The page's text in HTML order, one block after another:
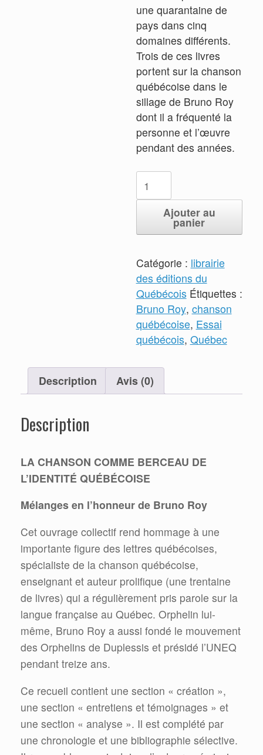
une quarantaine de
pays dans cinq
domaines différents.
Trois de ces livres
portent sur la chanson
québécoise dans le
sillage de Bruno Roy
dont il a fréquenté la
personne et l’œuvre
pendant des années.
de
chanson
comme
de
l'identité
québécoise
Ajouter au
panier
Catégorie : librairie
des éditions du
Québécois Étiquettes :
Bruno Roy, chanson
québécoise, Essai
québécois, Québec
Description Avis (0)
Description
LA CHANSON COMME BERCEAU DE
L’IDENTITÉ QUÉBÉCOISE
Mélanges en l’honneur de Bruno Roy
Cet ouvrage collectif rend hommage à une
importante figure des lettres québécoises,
spécialiste de la chanson québécoise,
enseignant et auteur prolifique (une trentaine
de livres) qui a régulièrement pris parole sur la
langue française au Québec. Orphelin lui-
même, Bruno Roy a aussi fondé le mouvement
des Orphelins de Duplessis et présidé l’UNEQ
pendant treize ans.
Ce recueil contient une section « création »,
une section « entretiens et témoignages » et
une section « analyse ». Il est complété par
une chronologie et une bibliographie sélective.